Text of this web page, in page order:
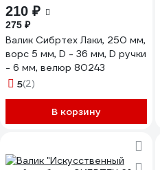
210 ₽
275 ₽
Валик Сибртех Лаки, 250 мм,
ворс 5 мм, D - 36 мм, D ручки
- 6 мм, велюр 80243
5(2)
В корзину